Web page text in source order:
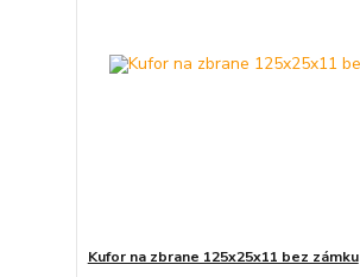
Kufor na zbrane 125x25x11 bez zámku